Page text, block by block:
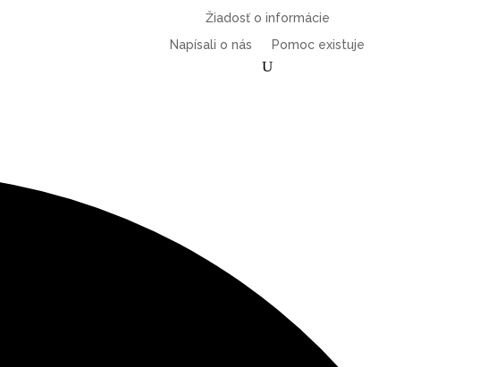
Žiadosť o informácie
Napísali o nás
Pomoc existuje